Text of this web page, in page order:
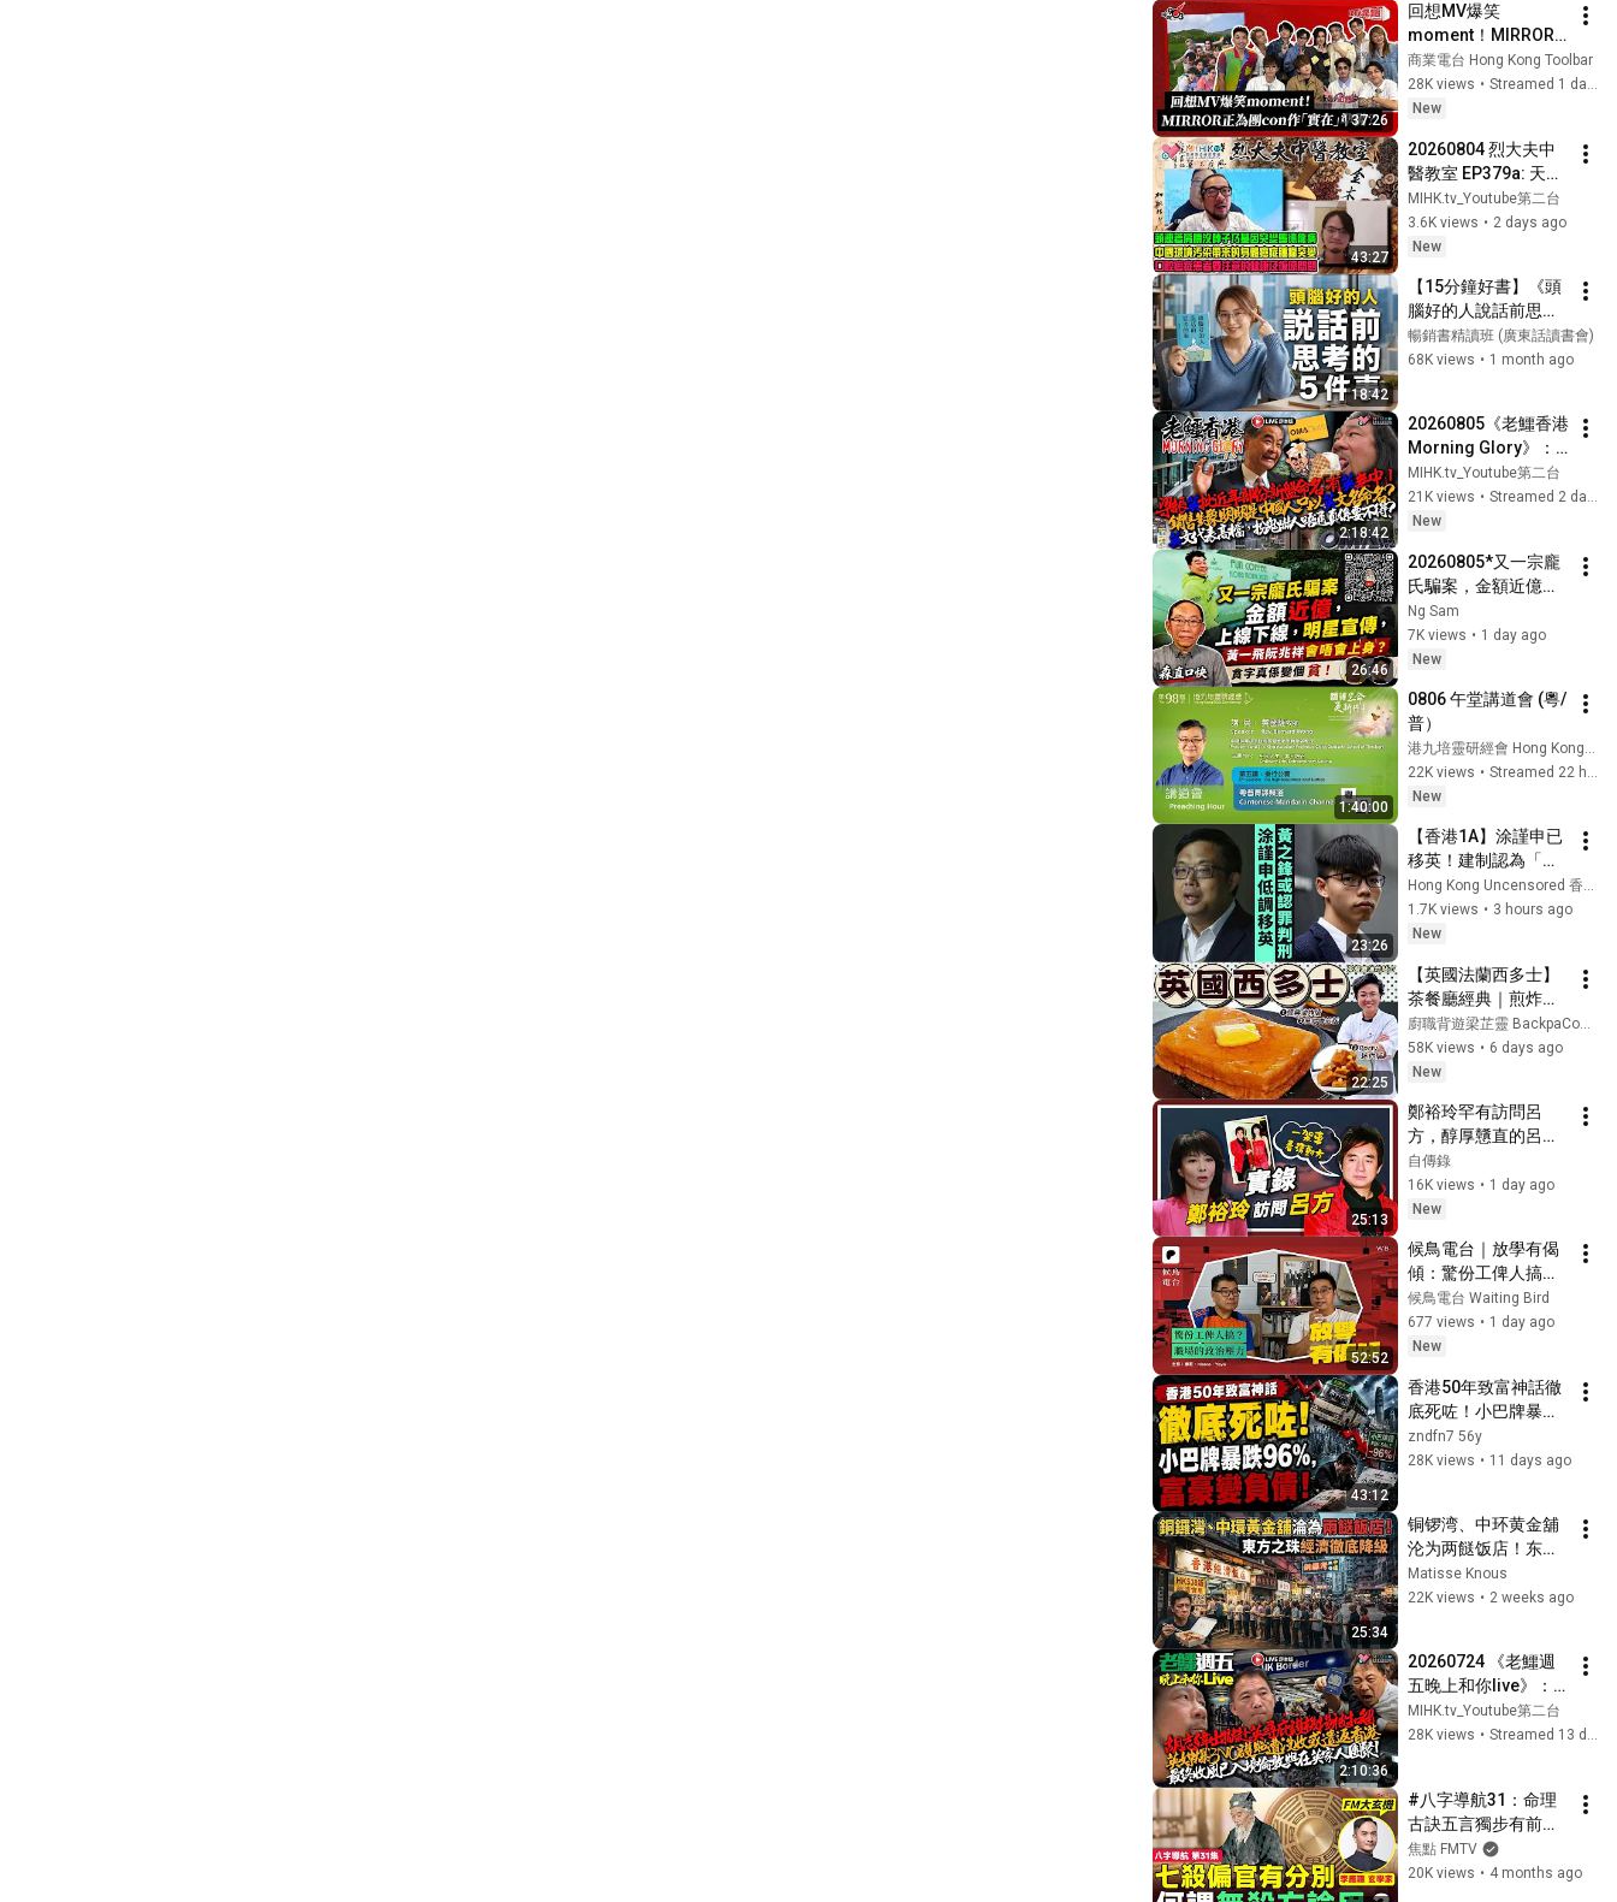
2026/08/06
37:26
回想MV爆笑
moment！MIRROR
正為團con作「實
在」準備？｜《叱咤
樂壇》
商業電台 Hong Kong Toolbar
28K views •
Streamed 1 day ago
New
43:27
20260804 烈大夫中
醫教室 EP379a: 天氣
濕熱小蚊患傳染病！
香港蚤患困擾避無可
避？頭連著肩膀沒脖
響馬德龍病！中國環
境污染令，身體突
變！口腔癌症患者要
注意的問題！
MIHK.tv_Youtube第二台
3.6K views • 2 days ago
New
18:42
【15分鐘好書】《頭
腦好的人說話前思考
的事》一開口就暴露
出水平？真正厲害的
暢銷書精讀班 (廣東話讀書會)
68K views • 1 month ago
2:18:42
20260805《老鱷香港
Morning Glory》：
廢老河背水塘堤壩排
洪玩打卡！屈穎妍指
食肆只收現金有逃稅
新盤命名有英無中扮
高檔！中國進一步制
度化收緊邊控與出境
限制，幾時到香港？
MIHK.tv_Youtube第二台
21K views •
Streamed 2 days ago
New
26:46
20260805*又一宗龐
氏騙案，金額近億，
上線下線，明星宣
傳，黃一飛阮兆祥會
唔會上身？貪字真係
Ng Sam
7K views • 1 day ago
New
1:40:00
0806 午堂講道會 (粵/
普）
港九培靈研經會 Hong Kong Bible Conference
22K views •
Streamed 22 hours ago
New
23:26
【香港1A】涂謹申已
移英！建制認為「胡
志偉甩轆」是英國對
中共示好！47人案只
有黃之鋒待發落，下
07/08/2026
Hong Kong Uncensored 香港冇格仔
1.7K views • 3 hours ago
New
22:25
【英國法蘭西多士】
茶餐廳經典｜煎炸大
較量｜迷你西多士｜
香港風味｜油炸貼士
｜步驟｜實測邊款糖
法｜價錢｜英文｜英
國生活｜買餸｜移民
｜梁芷靈 #Saily
廚職背遊梁芷靈 BackpaCooking
58K views • 6 days ago
New
25:13
鄭裕玲罕有訪問呂
方，醇厚戇直的呂方
遇到牙尖嘴利的Do
姐！被封為十六年“軟
飯男”“女強男弱”的標
#鄭裕玲#呂方
自傳錄
16K views • 1 day ago
New
52:52
候鳥電台｜放學有偈
傾：驚份工俾人搞？
職場的政治壓力
候鳥電台 Waiting Bird
677 views • 1 day ago
New
43:12
香港50年致富神話徹
底死咗！小巴牌暴跌
96%，富豪變負債！
zndfn7 56y
28K views • 11 days ago
25:34
铜锣湾、中环黄金舖
沦为两餸饭店！东方
之珠经济彻底降级
Matisse Knous
22K views • 2 weeks ago
2:10:36
20260724 《老鱷週
五晚上和你live》：
靚聲王張偉文虐老院
內一年冇沖涼！荃灣
懶過西做文抄公唔使
炒魷！胡志偉BNO護
照赴英尋求政治庇護
被扣押事件！
MIHK.tv_Youtube第二台
28K views • Streamed 13 days ago
#八字導航31：命理
古訣五言獨步有前文
後理，有殺先論殺，
無殺方論「用」的
焦點 FMTV
20K views • 4 months ago